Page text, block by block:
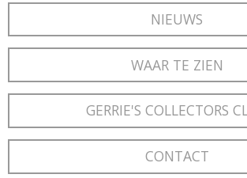
NIEUWS
WAAR TE ZIEN
GERRIE'S COLLECTORS
CONTACT